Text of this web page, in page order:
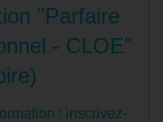
"Parfaire
- CLOE"
: inscrivez-